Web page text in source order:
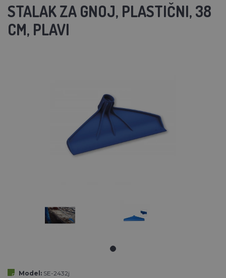
STALAK ZA GNOJ, PLASTIČNI, 38
CM, PLAVI
Model: SE-2432j